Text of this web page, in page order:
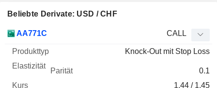
Beliebte Derivate: USD / CHF
WKN Typ Kurs
AA771C CALL
Knock-Out mit Stop Loss
0.1
1.44 / 1.45